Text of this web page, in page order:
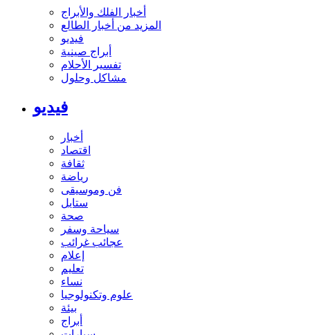
أخبار الفلك والأبراج
المزيد من أخبار الطالع
فيديو
أبراج صينية
تفسير الأحلام
مشاكل وحلول
فيديو
أخبار
اقتصاد
ثقافة
رياضة
فن وموسيقى
ستايل
صحة
سياحة وسفر
عجائب غرائب
إعلام
تعليم
نساء
علوم وتكنولوجيا
بيئة
أبراج